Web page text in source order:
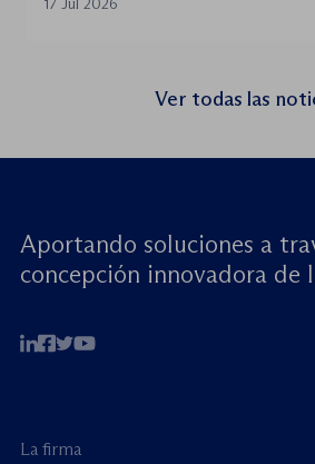
seminario web internacional
menores: reforzando la
Ver todas las
Aportando soluciones a
concepción innovadora de
La firma